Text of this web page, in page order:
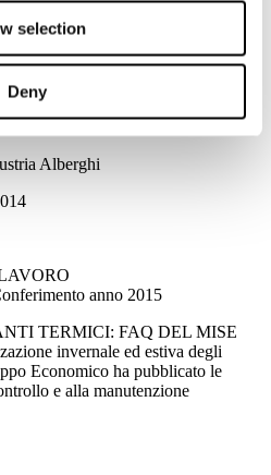
selection
Deny
attenzione.
Alberghi
anno 2015
TERMICI: FAQ DEL MISE
invernale ed estiva degli
Economico ha pubblicato le
e alla manutenzione